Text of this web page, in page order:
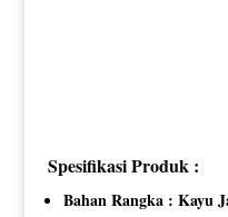
Spesifikasi Produk :
Bahan Rangka : Kayu